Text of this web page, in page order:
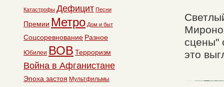
сцены"
это
Катастрофы Дефицит Песни
Премии Метро Дом и быт
Соцсоревнование Разное
Юбилеи ВОВ Терроризм
Война в Афганистане
Эпоха застоя Мультфильмы